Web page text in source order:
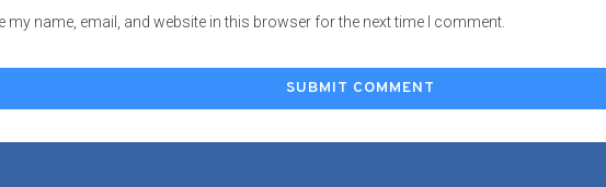
my name, email, and website in this browser for the next time I comment.